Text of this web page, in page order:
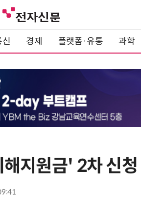
신 경제 플랫폼·유통 과학
지원금' 2차 신